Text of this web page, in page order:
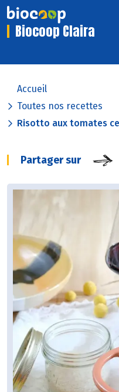
Biocoop Claira
Accueil
Toutes nos recettes
Risotto aux tomates
Partager sur